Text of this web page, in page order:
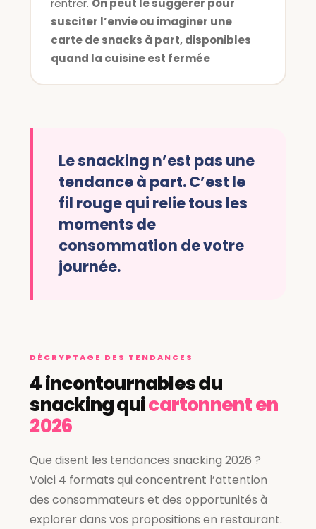
rentrer. On peut le suggérer pour
susciter l’envie ou imaginer une
carte de snacks à part, disponibles
quand la cuisine est fermée
Le snacking n’est pas une
tendance à part. C’est le
fil rouge qui relie tous les
moments de
consommation de votre
journée.
DÉCRYPTAGE DES TENDANCES
4 incontournables du
snacking quicartonnent en
2026
Que disent les tendances snacking 2026 ?
Voici 4 formats qui concentrent l’attention
des consommateurs et des opportunités à
explorer dans vos propositions en restaurant.